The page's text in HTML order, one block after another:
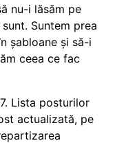
nu-i lăsăm pe
Suntem prea
șabloane și să-i
ceea ce fac
Lista posturilor
actualizată, pe